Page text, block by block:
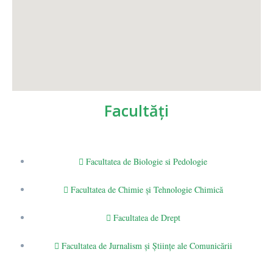
Facultăţi
Facultatea de Biologie si Pedologie
Facultatea de Chimie şi Tehnologie Chimică
Facultatea de Drept
Facultatea de Jurnalism şi Ştiinţe ale Comunicării